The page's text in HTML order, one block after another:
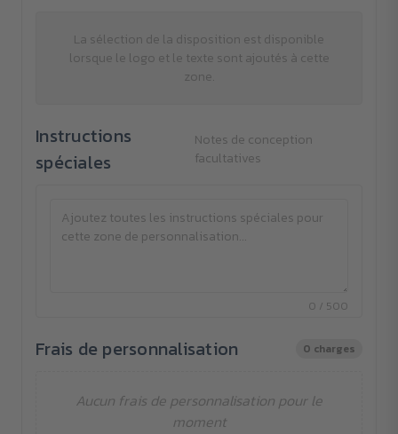
La sélection de la disposition est disponible
lorsque le logo et le texte sont ajoutés à cette
zone.
Instructions
spéciales
Notes de conception
facultatives
0 / 500
Frais de personnalisation 0 charges
Aucun frais de personnalisation pour le
moment